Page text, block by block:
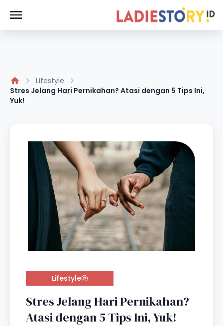
Lifestyle
Stres Jelang Hari Pernikahan? Atasi dengan 5 Tips Ini,
Yuk!
Lifestyle
Stres Jelang Hari Pernikahan?
Atasi dengan 5 Tips Ini, Yuk!